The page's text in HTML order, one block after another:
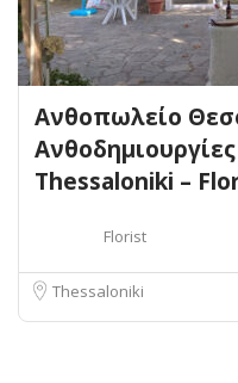
Ανθοπωλείο
Thessaloniki –
Florist
Thessaloniki